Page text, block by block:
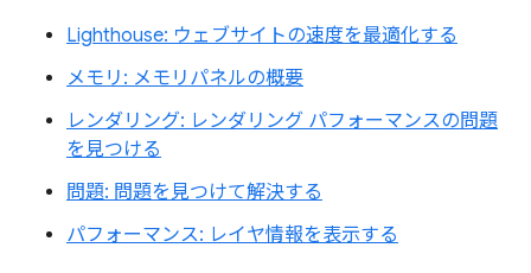
Lighthouse: ウェブサイトの速度を最適化する
メモリ: メモリパネルの概要
レンダリング: レンダリング パフォーマンスの問題
を見つける
問題: 問題を見つけて解決する
パフォーマンス: レイヤ情報を表示する